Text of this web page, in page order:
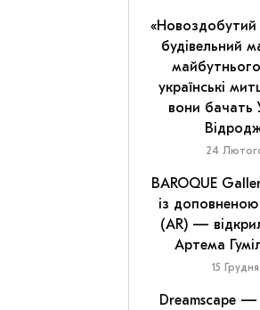
«Новоздобутий
будівельний
українські
вони бачать
24
BAROQUE
із
(AR) —
Артема
15
Dreamscape —